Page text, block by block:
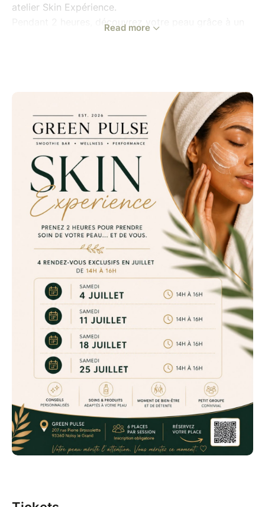
atelier Skin Expérience.
Pendant 2 heures, découvrez votre peau grâce à un
* Diagnostic de peau personnalisé
* Conseils personnalisés
* Atelier d'auto-massage du visage
* Cocktail bien-être offert
* Moment convivial en petit comité
**Places :** 6 participantes maximum par session
**Adresse :**
207 rue Pierre Brossolette
93360 Noisy-le-Grand
**Informations importantes**
• L'atelier dure environ 2 heures.
• Merci d'arriver 5 à 10 minutes avant le début de
l'atelier.
• Si possible, venez sans maquillage afin de profiter
pleinement du diagnostic de peau et des soins.
• Toute réservation est définitive et non
remboursable. En cas d'empêchement, merci de nous
prévenir dès que possible.
• Des photos et vidéos pourront être réalisées
Read more